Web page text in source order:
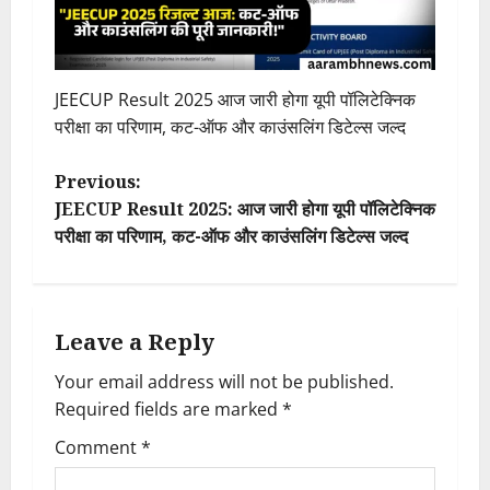
JEECUP Result 2025 आज जारी होगा यूपी पॉलिटेक्निक
परीक्षा का परिणाम, कट-ऑफ और काउंसलिंग डिटेल्स जल्द
P
o
t
n
a
v
Previous:
JEECUP Result 2025: आज जारी होगा यूपी पॉलिटेक्निक
परीक्षा का परिणाम, कट-ऑफ और काउंसलिंग डिटेल्स जल्द
Leave a Reply
Your email address will not be published.
Required fields are marked *
Comment*